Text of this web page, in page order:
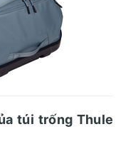
túi trống Thule